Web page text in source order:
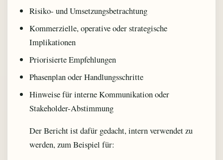
Risiko- und Umsetzungsbetrachtung
Kommerzielle, operative oder strategische
Implikationen
Priorisierte Empfehlungen
Phasenplan oder Handlungsschritte
Hinweise für interne Kommunikation oder
Stakeholder-Abstimmung
Der Bericht ist dafür gedacht, intern verwendet zu
werden, zum Beispiel für: